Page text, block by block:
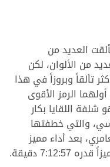
العديد من
من الألوان، لكن
تألقاً وبروزاً في هذا
الرمز الأقوى
اللقايا بكار
والتي خطفتها
بعد أداء مميز
دقيقة.